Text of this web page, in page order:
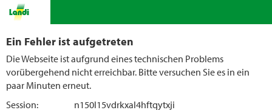
Ein Fehler ist aufgetreten
Die Webseite ist aufgrund eines technischen Problems
vorübergehend nicht erreichbar. Bitte versuchen Sie es in ein
paar Minuten erneut.
Session:
n150l15vdrkxal4hftqytxji